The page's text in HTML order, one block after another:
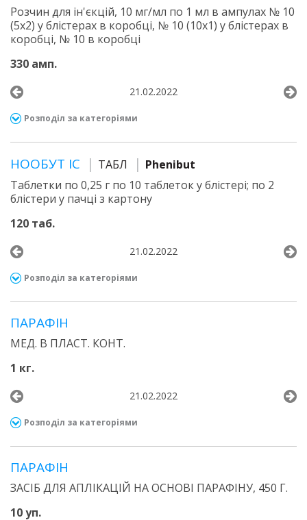
Розчин для ін'єкцій, 10 мг/мл по 1 мл в ампулах № 10
(5х2) у блістерах в коробці, № 10 (10х1) у блістерах в
коробці, № 10 в коробці
330 амп.
21.02.2022
Розподіл за категоріями
НООБУТ ІС ТАБЛ
Phenibut
Таблетки по 0,25 г по 10 таблеток у блістері; по 2
блістери у пачці з картону
120 таб.
21.02.2022
Розподіл за категоріями
ПАРАФІН
МЕД. В ПЛАСТ. КОНТ.
1 кг.
21.02.2022
Розподіл за категоріями
ПАРАФІН
ЗАСІБ ДЛЯ АПЛІКАЦІЙ НА ОСНОВІ ПАРАФІНУ, 450 Г.
10 уп.